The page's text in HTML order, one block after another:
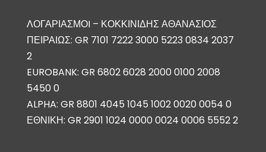
ΛΟΓΑΡΙΑΣΜΟI – ΚΟΚΚΙΝΙΔΗΣ ΑΘΑΝΑΣΙΟΣ
ΠΕΙΡΑΙΩΣ: GR 7101 7222 3000 5223 0834 2037
2
EUROBANK: GR 6802 6028 2000 0100 2008
5450 0
ALPHA: GR 8801 4045 1045 1002 0020 0054 0
ΕΘΝΙΚΗ: GR 2901 1024 0000 0024 0006 5552 2